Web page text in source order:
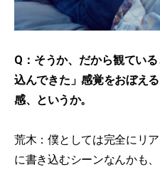
Q：そうか、だから観てい
込んできた」感覚をおぼえ
感、というか。
荒木：僕としては完全にリ
に書き込むシーンなんかも